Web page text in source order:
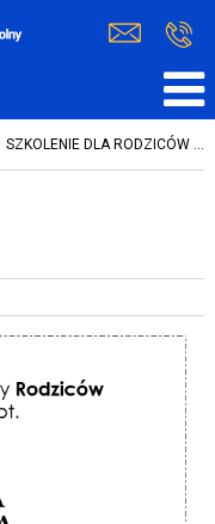
SZKOLENIE DLA RODZICÓW ...